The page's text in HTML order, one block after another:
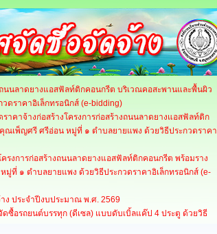
นนลาดยางแอสฟัลท์ติกคอนกรีต บริเวณคอสะพานและพื้นผิว
ดราคาอิเล็กทรอนิกส์ (e-bidding)
าคาจ้างก่อสร้างโครงการก่อสร้างถนนลาดยางแอสฟัลท์ติก
ณเพ็ญศรี ศรีอ่อน หมู่ที่ ๑ ตำบลยายแพง ด้วยวิธีประกวดราคา
ครงการก่อสร้างถนนลาดยางแอสฟัลท์ติกคอนกรีต พร้อมราง
ที่ ๑ ตำบลยายแพง ด้วยวิธีประกวดราคาอิเล็กทรอนิกส์ (e-
ง ประจำปีงบประมาณ พ.ศ. 2569
ดซื้อรถยนต์บรรทุก (ดีเซล) แบบดับเบิ้ลแค๊ป 4 ประตู ด้วยวิธี